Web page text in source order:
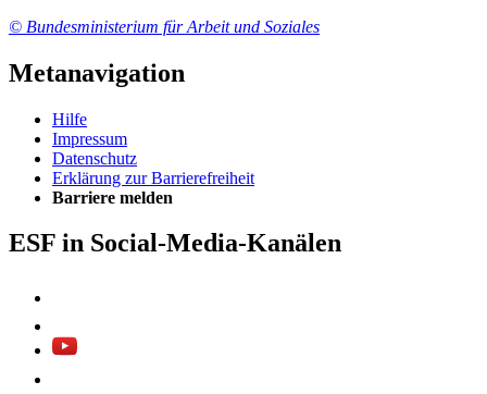
© Bundesministerium für Arbeit und Soziales
Metanavigation
Hil­fe
Im­pres­s­um
Da­ten­schutz
Er­klä­rung zur Bar­rie­re­frei­heit
Bar­rie­re mel­den
ESF in Social-Media-Kanälen